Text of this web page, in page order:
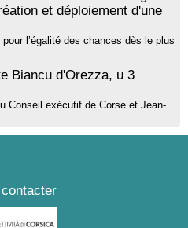
et déploiement d'une
l’égalité des chances dès le plus
Biancu d'Orezza, u 3
Conseil exécutif de Corse et Jean-